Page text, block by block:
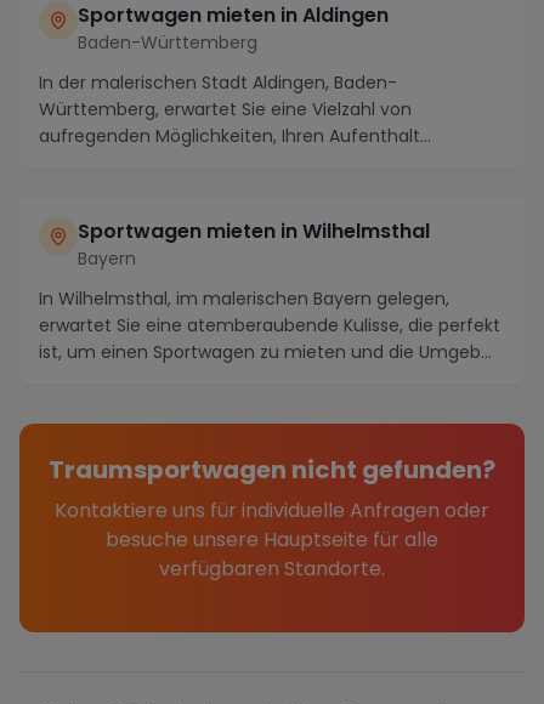
Sportwagen mieten in Aldingen
Baden-Württemberg
In der malerischen Stadt Aldingen, Baden-
Württemberg, erwartet Sie eine Vielzahl von
aufregenden Möglichkeiten, Ihren Aufenthalt
Sportwagen mieten in Wilhelmsthal
Bayern
In Wilhelmsthal, im malerischen Bayern gelegen,
erwartet Sie eine atemberaubende Kulisse, die perfekt
ist, um einen Sportwagen zu mieten und die Umgeb...
Traumsportwagen nicht gefunden?
Kontaktiere uns für individuelle Anfragen oder
besuche unsere Hauptseite für alle
verfügbaren Standorte.